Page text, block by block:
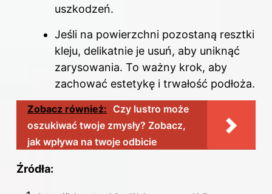
uszkodzeń.
Jeśli na powierzchni pozostaną resztki
kleju, delikatnie je usuń, aby uniknąć
zarysowania. To ważny krok, aby
zachować estetykę i trwałość podłoża.
Zobacz również: Czy lustro może
oszukiwać twoje zmysły? Zobacz,
jak wpływa na twoje odbicie
Źródła: